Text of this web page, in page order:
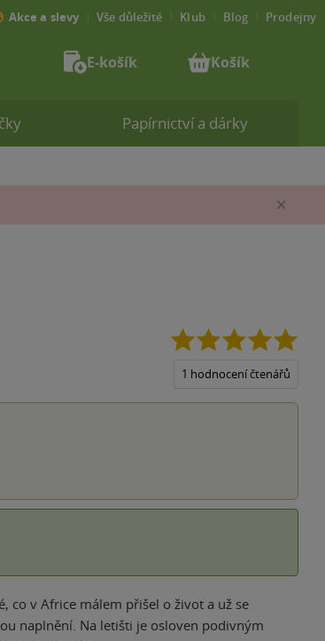
1 hodnocení čtenářů
co v Africe málem přišel o život a už se
naplnění. Na letišti je osloven podivným
Papírnictví a dárky
Akce a slevy Vše důležité Klub Blog Prodejny
E-košík Košík